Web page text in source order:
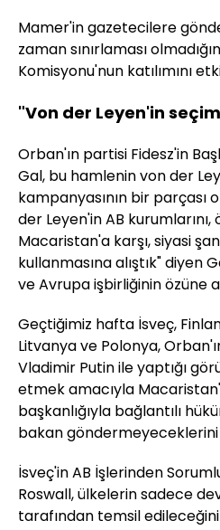
Mamer'in gazetecilere
zaman sınırlaması
Komisyonu'nun katılımını
"Von der Leyen'in
Orban'ın partisi Fidesz'in
Gal, bu hamlenin von der
kampanyasının bir parçası
der Leyen'in AB kurumlarını,
Macaristan'a karşı, siyasi
kullanmasına alıştık" diyen
ve Avrupa işbirliğinin özüne
Geçtiğimiz hafta İsveç,
Litvanya ve Polonya,
Vladimir Putin ile yaptığı
etmek amacıyla
başkanlığıyla bağlantılı
bakan göndermeyeceklerini
İsveç'in AB İşlerinden
Roswall, ülkelerin sadece
tarafından temsil